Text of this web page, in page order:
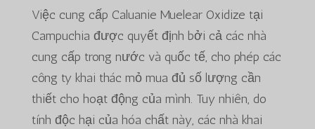
Việc cung cấp Caluanie Muelear Oxidize tại
Campuchia được quyết định bởi cả các nhà
cung cấp trong nước và quốc tế, cho phép các
công ty khai thác mỏ mua đủ số lượng cần
thiết cho hoạt động của mình. Tuy nhiên, do
tính độc hại của hóa chất này, các nhà khai